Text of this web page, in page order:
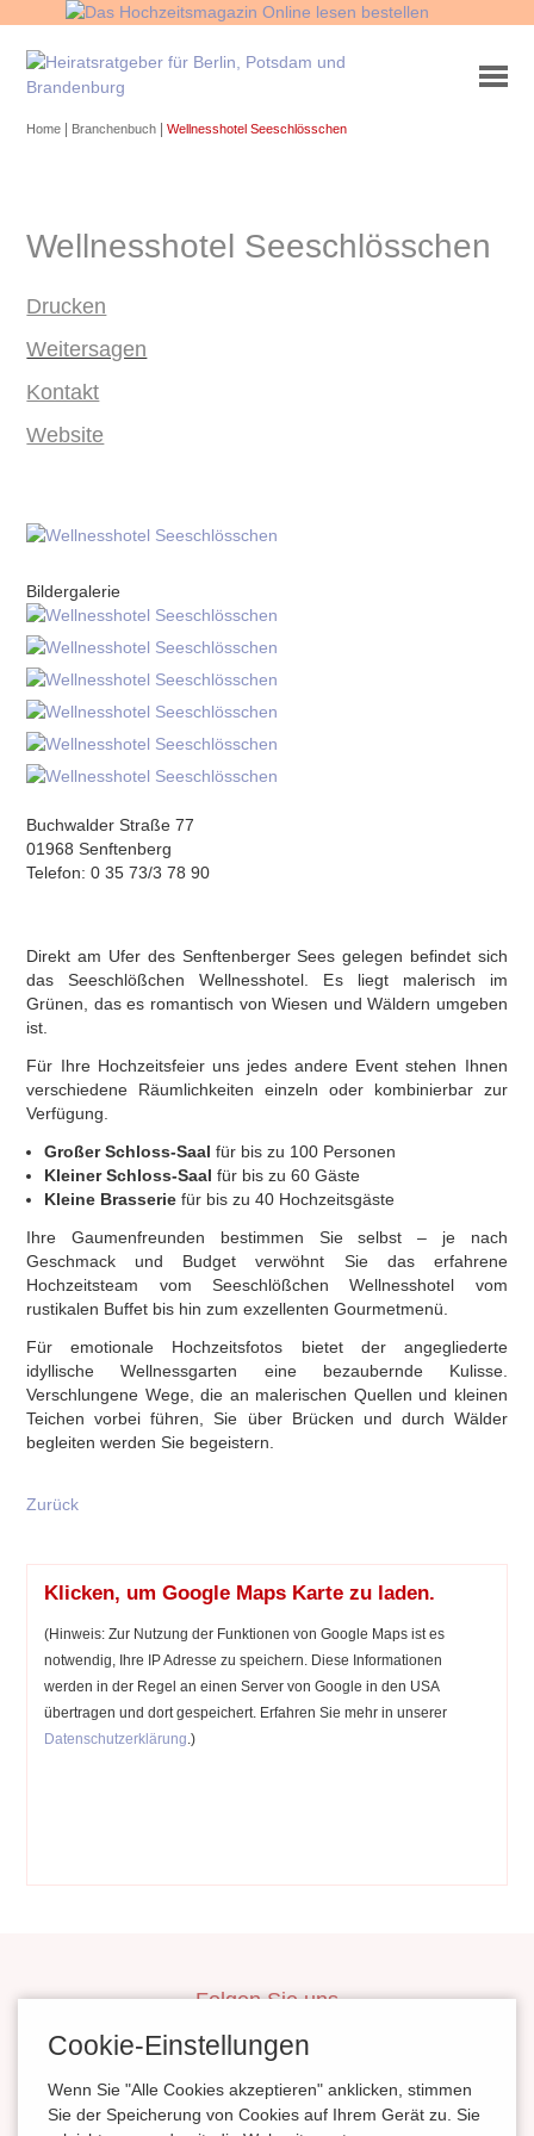
Home Branchenbuch |Wellnesshotel Seeschlösschen
Wellnesshotel Seeschlösschen
Drucken
Weitersagen
Kontakt
Website
Bildergalerie
Buchwalder Straße 77
01968 Senftenberg
Telefon: 0 35 73/3 78 90
Direkt am Ufer des Senftenberger Sees gelegen befindet sich
das Seeschlößchen Wellnesshotel. Es liegt malerisch im
Grünen, das es romantisch von Wiesen und Wäldern umgeben
ist.
Für Ihre Hochzeitsfeier uns jedes andere Event stehen Ihnen
verschiedene Räumlichkeiten einzeln oder kombinierbar zur
Verfügung.
Großer Schloss-Saalfür bis zu 100 Personen
Kleiner Schloss-Saal für bis zu 60 Gäste
Kleine Brasseriefür bis zu 40 Hochzeitsgäste
Ihre Gaumenfreunden bestimmen Sie selbst – je nach
Geschmack und Budget verwöhnt Sie das erfahrene
Hochzeitsteam vom Seeschlößchen Wellnesshotel vom
rustikalen Buffet bis hin zum exzellenten Gourmetmenü.
Für emotionale Hochzeitsfotos bietet der angegliederte
idyllische Wellnessgarten eine bezaubernde Kulisse.
Verschlungene Wege, die an malerischen Quellen und kleinen
Teichen vorbei führen, Sie über Brücken und durch Wälder
begleiten werden Sie begeistern.
Zurück
Klicken, um Google Maps Karte zu laden.
(Hinweis: Zur Nutzung der Funktionen von Google Maps ist es
notwendig, Ihre IP Adresse zu speichern. Diese Informationen
werden in der Regel an einen Server von Google in den USA
übertragen und dort gespeichert. Erfahren Sie mehr in unserer
Datenschutzerklärung .)
Folgen Sie uns
inBerlinHeiraten
HeiratenSachsenAnhalt
Cookie-Einstellungen
Wenn Sie "Alle Cookies akzeptieren" anklicken, stimmen
Sie der Speicherung von Cookies auf Ihrem Gerät zu. Sie